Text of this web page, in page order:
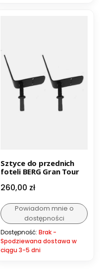
Sztyce do przednich
foteli BERG Gran Tour
Cena
260,00 zł
Powiadom mnie o
dostępności
Dostępność: Brak -
Spodziewana dostawa w
ciągu 3-5 dni